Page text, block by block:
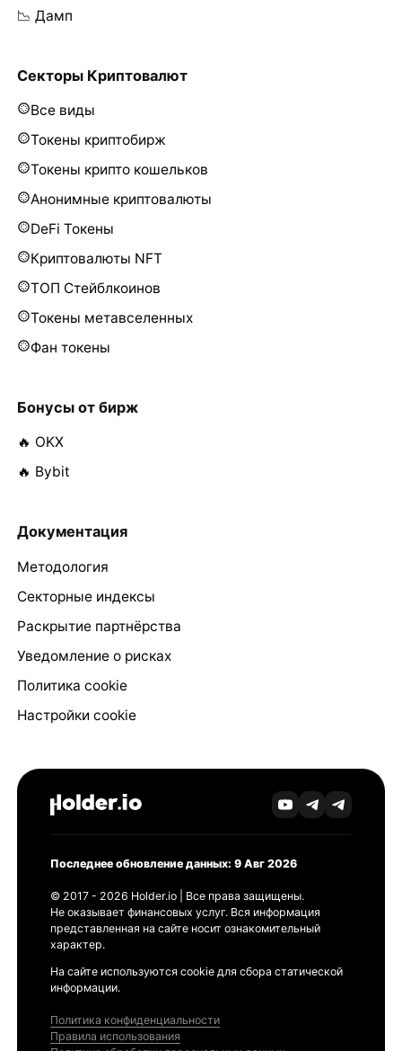
📉 Дамп
Секторы Криптовалют
Все виды
Токены криптобирж
Токены крипто кошельков
Анонимные криптовалюты
DeFi Токены
Криптовалюты NFT
ТОП Стейблкоинов
Токены метавселенных
Фан токены
Бонусы от бирж
🔥 OKX
🔥 Bybit
Документация
Методология
Секторные индексы
Раскрытие партнёрства
Уведомление о рисках
Политика cookie
Настройки cookie
Последнее обновление данных: 9 Авг 2026
© 2017 - 2026 Holder.io | Все права защищены.
Не оказывает финансовых услуг. Вся информация
представленная на сайте носит ознакомительный
характер.
На сайте используются cookie для сбора статической
информации.
Политика конфиденциальности
Правила использования